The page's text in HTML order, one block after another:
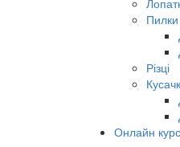
Пилки
Різці
Онлайн